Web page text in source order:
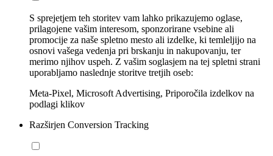
S sprejetjem teh storitev vam lahko prikazujemo oglase,
prilagojene vašim interesom, sponzorirane vsebine ali
promocije za naše spletno mesto ali izdelke, ki temleljijo na
osnovi vašega vedenja pri brskanju in nakupovanju, ter
merimo njihov uspeh. Z vašim soglasjem na tej spletni strani
uporabljamo naslednje storitve tretjih oseb:
Meta-Pixel, Microsoft Advertising, Priporočila izdelkov na
podlagi klikov
Razširjen Conversion Tracking